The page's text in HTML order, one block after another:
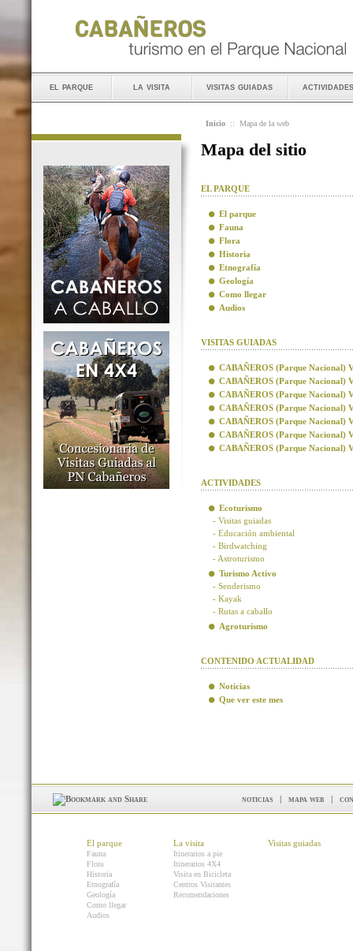
el parque la visita visitas guiadas actividades
Inicio :: Mapa de la web
Mapa del sitio
EL PARQUE
El parque
Fauna
Flora
Historia
Etnografía
Geología
Como llegar
Audios
VISITAS GUIADAS
CABAÑEROS (Parque Nacional)
CABAÑEROS (Parque Nacional)
CABAÑEROS (Parque Nacional)
CABAÑEROS (Parque Nacional)
CABAÑEROS (Parque Nacional)
CABAÑEROS (Parque Nacional)
CABAÑEROS (Parque Nacional)
ACTIVIDADES
Ecoturismo
- Visitas guiadas
- Educación ambiental
- Birdwatching
- Astroturismo
Turismo Activo
- Senderismo
- Kayak
- Rutas a caballo
Agroturismo
CONTENIDO ACTUALIDAD
Noticias
Que ver este mes
noticias | mapa web |
El parque
Fauna
Flora
Historia
Etnografía
Geología
Como llegar
Audios
La visita
Itinerarios a pie
Itinerarios 4X4
Visita en Bicicleta
Centros Visitantes
Recomendaciones
Visitas guiadas